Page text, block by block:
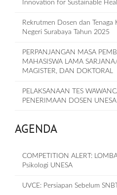
Innovation for Sustainable
Rekrutmen Dosen dan Tenaga
Negeri Surabaya Tahun 2025
PERPANJANGAN MASA
MAHASISWA LAMA
MAGISTER, DAN DOKTORAL
PELAKSANAAN TES
PENERIMAAN DOSEN
AGENDA
COMPETITION ALERT:
Psikologi UNESA
UVCE: Persiapan Sebelum